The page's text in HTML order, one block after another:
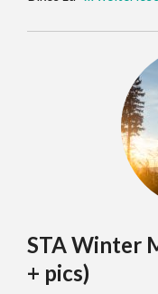
STA Winter
+ pics)